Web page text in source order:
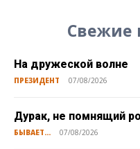
Свежие
На дружеской волне
ПРЕЗИДЕНТ 07/08/2026
Дурак, не помнящий
БЫВАЕТ... 07/08/2026